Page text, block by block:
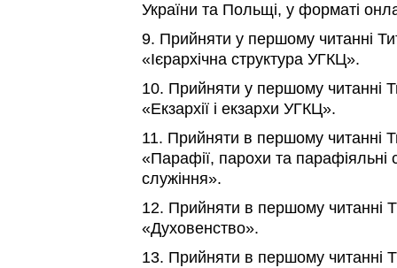
України та Польщі, у форматі
9. Прийняти у першому читанні
«Ієрархічна структура УГКЦ».
10. Прийняти у першому читанні
«Екзархії і екзархи УГКЦ».
11. Прийняти в першому читанні
«Парафії, парохи та парафіяльні
служіння».
12. Прийняти в першому читанні
«Духовенство».
13. Прийняти в першому читанні